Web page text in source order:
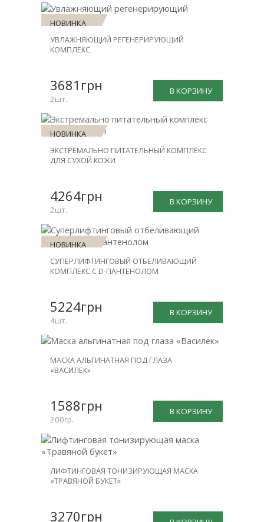
НОВИНКА
СКИДКА
УВЛАЖНЯЮЩИЙ РЕГЕНЕРИРУЮЩИЙ
КОМПЛЕКС
В КОРЗИНУ
3681грн
2шт.
НОВИНКА
СКИДКА
ЭКСТРЕМАЛЬНО ПИТАТЕЛЬНЫЙ КОМПЛЕКС
ДЛЯ СУХОЙ КОЖИ
В КОРЗИНУ
4264грн
2шт.
НОВИНКА
СКИДКА
СУПЕРЛИФТИНГОВЫЙ ОТБЕЛИВАЮЩИЙ
КОМПЛЕКС С D-ПАНТЕНОЛОМ
В КОРЗИНУ
5224грн
4шт.
МАСКА АЛЬГИНАТНАЯ ПОД ГЛАЗА
«ВАСИЛЕК»
В КОРЗИНУ
1588грн
200гр.
ЛИФТИНГОВАЯ ТОНИЗИРУЮЩАЯ МАСКА
«ТРАВЯНОЙ БУКЕТ»
3270грн